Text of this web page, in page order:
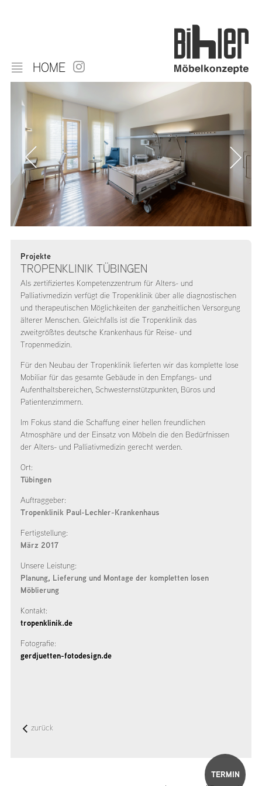
HOME
Projekte
TROPENKLINIK TÜBINGEN
Als zertifiziertes Kompetenzzentrum für Alters- und
Palliativmedizin verfügt die Tropenklinik über alle diagnostischen
und therapeutischen Möglichkeiten der ganzheitlichen Versorgung
älterer Menschen. Gleichfalls ist die Tropenklinik das
zweitgrößtes deutsche Krankenhaus für Reise- und
Tropenmedizin.
Für den Neubau der Tropenklinik lieferten wir das komplette lose
Mobiliar für das gesamte Gebäude in den Empfangs- und
Aufenthaltsbereichen, Schwesternstützpunkten, Büros und
Patientenzimmern.
Im Fokus stand die Schaffung einer hellen freundlichen
Atmosphäre und der Einsatz von Möbeln die den Bedürfnissen
der Alters- und Palliativmedizin gerecht werden.
Ort:
Tübingen
Auftraggeber:
Tropenklinik Paul-Lechler-Krankenhaus
Fertigstellung:
März 2017
Unsere Leistung:
Planung, Lieferung und Montage der kompletten losen
Möblierung
Kontakt:
tropenklinik.de
Fotografie:
gerdjuetten-fotodesign.de
zurück